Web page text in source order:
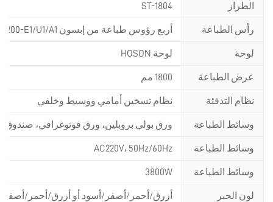
الطراز ST-1804
رأس الطباعة أربع رؤوس طباعة من إبسون i3200-E1/U1/A1
لوحة لوحة HOSON
عرض الطباعة 1800 مم
نظام التدفئة نظام تسخين أمامي ووسيط وخلفي
وسائط الطباعة ورق بولي بروبلين، ورق فوتوغرافي، صندوق
وسائط الطباعة AC220V، 50Hz/60Hz
وسائط الطباعة 3800W
لون الحبر أزرق/أحمر/أصفر/أسود أو أزرق/أحمر/أصفر/